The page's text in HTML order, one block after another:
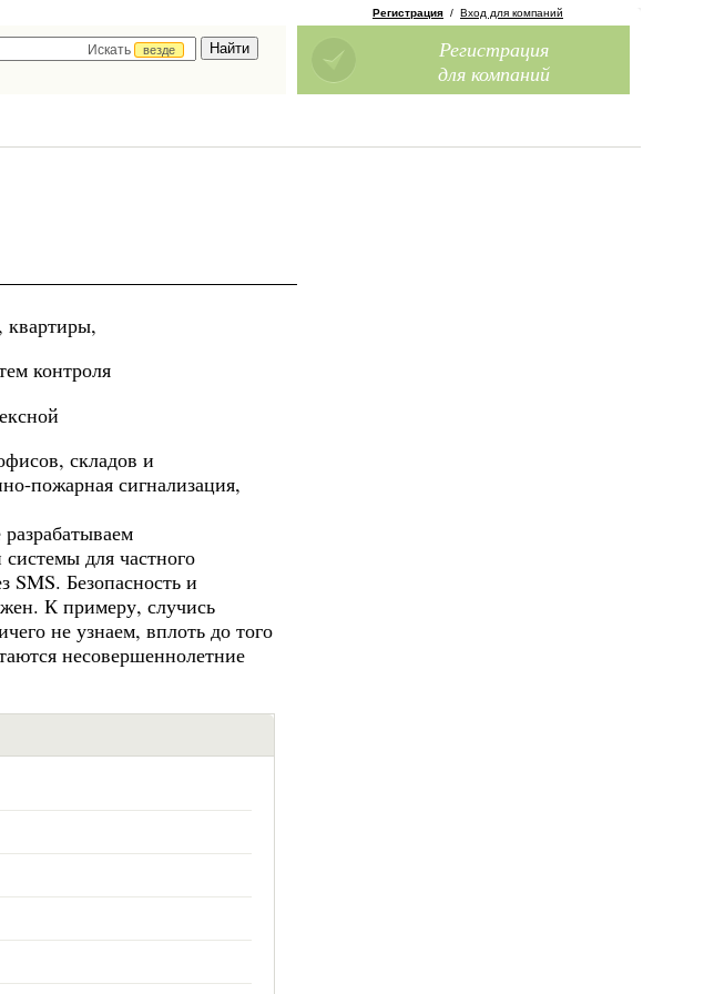
Искать
везде
Регистрация / Вход для компаний
Регистрация
для компаний
квартиры,
контроля
складов и
пожарная сигнализация,
для частного
SMS. Безопасность и
К примеру, случись
не узнаем, вплоть до того
несовершеннолетние